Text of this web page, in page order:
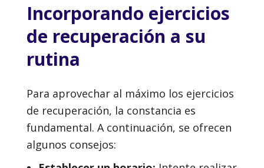
Incorporando ejercicios
de recuperación a su
rutina
Para aprovechar al máximo los ejercicios
de recuperación, la constancia es
fundamental. A continuación, se ofrecen
algunos consejos: